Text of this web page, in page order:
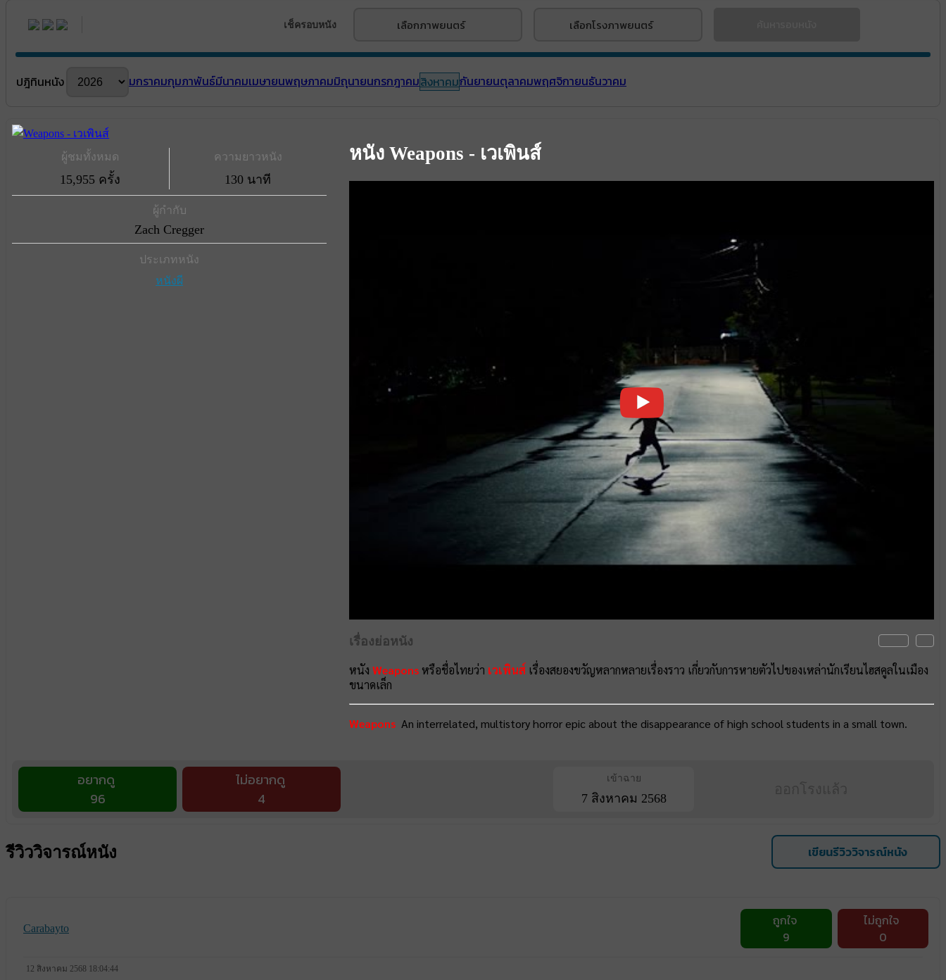
เช็ครอบหนัง เลือกภาพยนตร์ เลือกโรงภาพยนตร์
ปฎิทินหนัง มกราคมกุมภาพันธ์มีนาคมเมษายนพฤษภาคมมิถุนายนกรกฎาคมสิงหาคมกันยายนตุลาคมพฤศจิกายนธันวาคม
ผู้ชมทั้งหมด
15,955 ครั้ง
ความยาวหนัง
130 นาที
ผู้กำกับ
Zach Cregger
ประเภทหนัง
หนังผี
หนัง Weapons - เวเพินส์
เรื่องย่อหนัง
หนังWeapons หรือชื่อไทยว่า เวเพินส์ เรื่องสยองขวัญหลากหลายเรื่องราว เกี่ยวกับการหายตัวไปของเหล่านักเรียนไฮสคูลในเมือง
ขนาดเล็ก
Weapons An interrelated, multistory horror epic about the disappearance of high school students in a small town.
อยากดู
96
ไม่อยากดู
4
เข้าฉาย
7 สิงหาคม 2568
รีวิววิจารณ์หนัง เขียนรีวิววิจารณ์หนัง
Carabayto
ถูกใจ
9
ไม่ถูกใจ
0
12 สิงหาคม 2568 18:04:44